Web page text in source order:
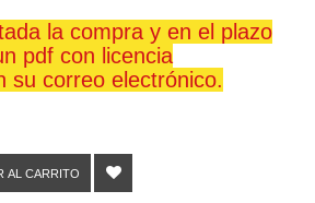
la compra y en el plazo
pdf con licencia
su correo electrónico.
AL CARRITO